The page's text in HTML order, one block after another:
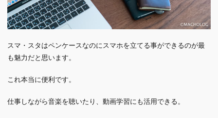
スマ・スタはペンケースなのにスマホを立てる事ができるのが最
も魅力だと思います。
これ本当に便利です。
仕事しながら音楽を聴いたり、動画学習にも活用できる。